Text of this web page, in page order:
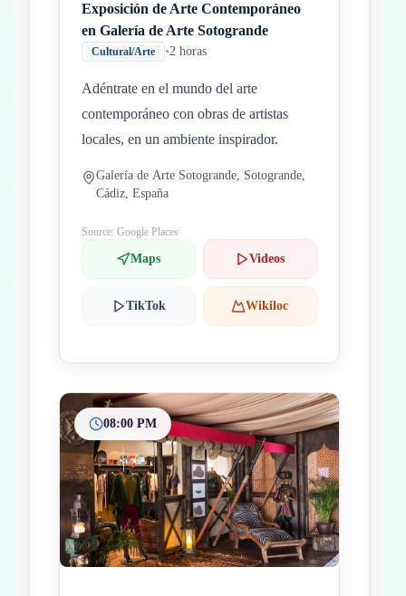
Exposición de Arte Contemporáneo
en Galería de Arte Sotogrande
Cultural/Arte •2 horas
Adéntrate en el mundo del arte
contemporáneo con obras de artistas
locales, en un ambiente inspirador.
Galería de Arte Sotogrande, Sotogrande,
Cádiz, España
Source: Google Places
Maps Videos
TikTok Wikiloc
08:00 PM